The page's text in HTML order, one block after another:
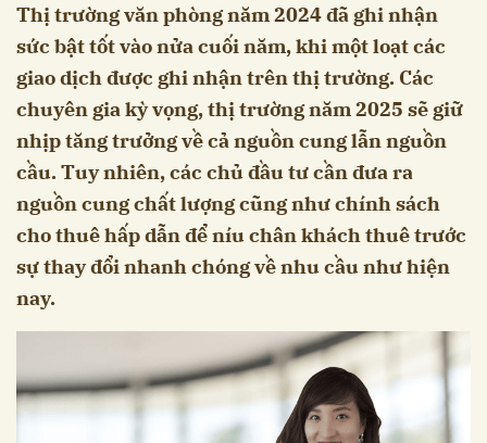
Thị trường văn phòng năm 2024 đã ghi nhận
sức bật tốt vào nửa cuối năm, khi một loạt các
giao dịch được ghi nhận trên thị trường. Các
chuyên gia kỳ vọng, thị trường năm 2025 sẽ giữ
nhịp tăng trưởng về cả nguồn cung lẫn nguồn
cầu. Tuy nhiên, các chủ đầu tư cần đưa ra
nguồn cung chất lượng cũng như chính sách
cho thuê hấp dẫn để níu chân khách thuê trước
sự thay đổi nhanh chóng về nhu cầu như hiện
nay.